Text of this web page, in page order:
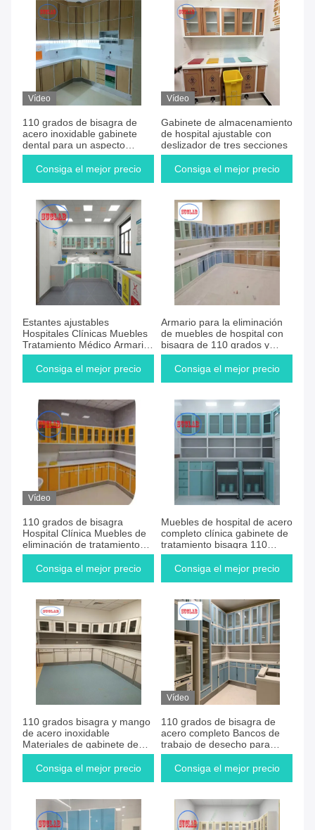
Vídeo
110 grados de bisagra de
acero inoxidable gabinete
dental para un aspecto
profesional y organizado
Consiga el mejor precio
Vídeo
Gabinete de almacenamiento
de hospital ajustable con
deslizador de tres secciones
Consiga el mejor precio
Estantes ajustables
Hospitales Clínicas Muebles
Tratamiento Médico Armario
Costo con mango de acero
completo
Consiga el mejor precio
Armario para la eliminación
de muebles de hospital con
bisagra de 110 grados y
mango de acero completo
Consiga el mejor precio
Vídeo
110 grados de bisagra
Hospital Clínica Muebles de
eliminación de tratamiento
gabinete Fabricantes 5 años
de garantía
Consiga el mejor precio
Muebles de hospital de acero
completo clínica gabinete de
tratamiento bisagra 110
grado L 3000*W 600*H 850-
900mm
Consiga el mejor precio
110 grados bisagra y mango
de acero inoxidable
Materiales de gabinete de
desecho de hospitales para
muebles de hospital
Consiga el mejor precio
Vídeo
110 grados de bisagra de
acero completo Bancos de
trabajo de desecho para
hospitales Fabricantes para
el uso de salas de
Consiga el mejor precio